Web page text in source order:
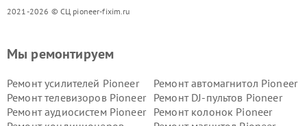
2021-2026 © СЦ pioneer-fixim.ru
Мы ремонтируем
Ремонт усилителей Pioneer
Ремонт автомагнитол Pioneer
Ремонт телевизоров Pioneer
Ремонт DJ-пультов Pioneer
Ремонт аудиосистем Pioneer
Ремонт колонок Pioneer